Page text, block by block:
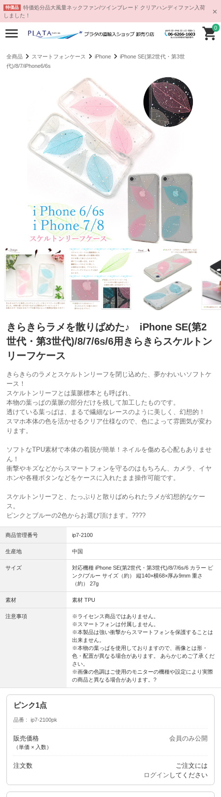
特価品
特価処分品大風量ネックファン/ツインブレード クリアハンディファン入荷
しました！
0
全商品 スマートフォンケース iPhone
iPhone SE(第2世代・第3世
代)/8/7/iPhone6/6s
きらきらラメを散りばめた♪ iPhone SE(第2
世代・第3世代)/8/7/6s/6用きらきらスケルトン
リーフケース
きらきらのラメとスケルトンリーフを閉じ込めた、夢かわいいソフトケ
ース！
スケルトンリーフとは葉脈標本とも呼ばれ、
本物の葉っぱの葉脈の部分だけを残して加工したものです。
透けている葉っぱは、まるで繊細なレースのように美しく、幻想的！
スマホ本体の色を活かせるクリア仕様なので、色によって雰囲気が変わ
ります。
ソフトなTPU素材で本体の着脱が簡単！ネイルを傷める心配もありませ
ん！
衝撃やキズなどからスマートフォンを守るのはもちろん、カメラ、イヤ
ホンや各種ボタンなどをケースに入れたまま操作可能です。
スケルトンリーフと、たっぷりと散りばめられたラメが幻想的なケー
ス。
ピンクとブルーの2色からお選び頂けます。????
商品管理番号 ip7-2100
生産地 中国
サイズ
対応機種 iPhone SE(第2世代・第3世代)/8/7/6s/6 カラー ピ
ンク/ブルー サイズ（約） 縦140×横68×厚み9mm 重さ
（約） 27g
素材 素材 TPU
注意事項
※ライセンス商品ではありません。
※スマートフォンは付属しません。
※本製品は強い衝撃からスマートフォンを保護することは
出来ません。
※本物の葉っぱを使用しておりますので、画像とは形・
色・配置が異なる場合があります。 あらかじめご了承くだ
さい。
※画像の色調はご使用のモニターの機種や設定により実際
の商品と異なる場合があります。?
ピンク1点
品番 ip7-2100pk
販売価格
（単価 × 入数）
会員のみ公開
注文数
ご注文には
ログイン してください